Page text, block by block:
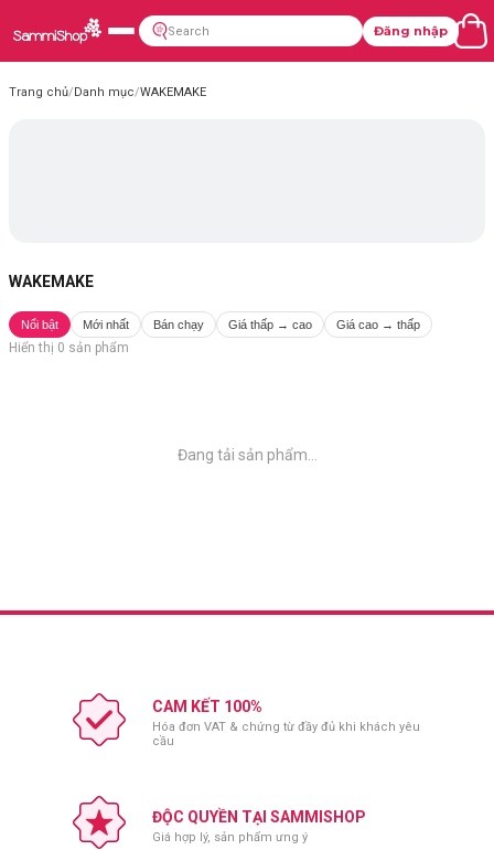
Đăng nhập
Trang chủ/Danh mục/WAKEMAKE
WAKEMAKE
Nổi bật Mới nhất Bán chạy Giá thấp → cao Giá cao → thấp
Hiển thị 0 sản phẩm
Đang tải sản phẩm...
CAM KẾT 100%
Hóa đơn VAT & chứng từ đầy đủ khi khách yêu
cầu
ĐỘC QUYỀN TẠI SAMMISHOP
Giá hợp lý, sản phẩm ưng ý